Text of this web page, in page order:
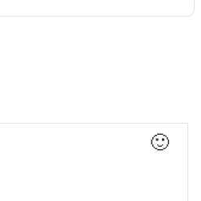
🙂